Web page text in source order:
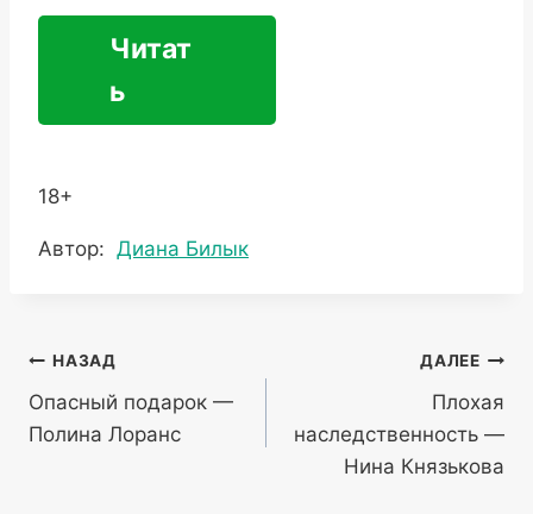
Читат
ь
18+
Метки
Автор: Диана Билык
Навигация
по
записям
НАЗАД
Опасный подарок —
Полина Лоранс
ДАЛЕЕ
Плохая
наследственность —
Нина Князькова